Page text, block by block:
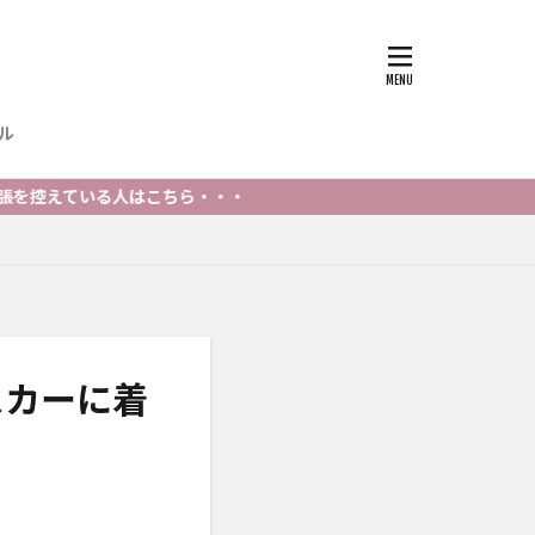
人はこちら・・・
ーに着